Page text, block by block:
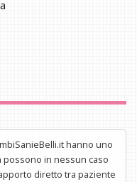
hanno uno
in nessun caso
diretto tra paziente